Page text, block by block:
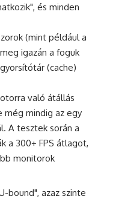
és minden
(mint például a
igazán a foguk
(cache)
való átállás
még mindig az egy
A tesztek során a
a 300+ FPS átlagot,
monitorok
bound", azaz szinte